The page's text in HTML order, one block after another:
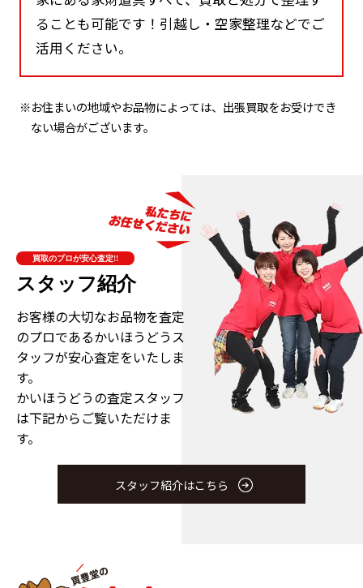
ることも可能です！引越し・空家整理などでご
活用ください。
※お住まいの地域やお品物によっては、出張買取をお受けでき
ない場合がございます。
買取のプロが安心査定!!
スタッフ紹介
お客様の大切なお品物を査定
のプロであるかいほうどうス
タッフが安心査定をいたしま
す。
かいほうどうの査定スタッフ
は下記からご覧いただけま
す。
スタッフ紹介はこちら